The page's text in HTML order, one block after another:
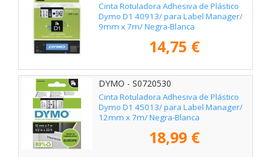
Cinta Rotuladora Adhesiva de Plástico
Dymo D1 40913/ para Label Manager/
9mm x 7m/ Negra-Blanca
14,75 €
DYMO - S0720530
Cinta Rotuladora Adhesiva de Plástico
Dymo D1 45013/ para Label Manager/
12mm x 7m/ Negra-Blanca
18,99 €